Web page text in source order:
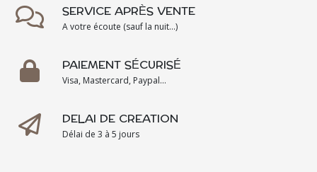
SERVICE APRÈS VENTE
A votre écoute (sauf la nuit...)
PAIEMENT SÉCURISÉ
Visa, Mastercard, Paypal...
DELAI DE CREATION
Délai de 3 à 5 jours